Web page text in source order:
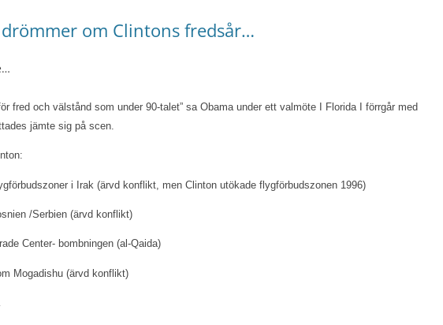
om Clintons fredsår…
fred och välstånd som under 90-talet” sa Obama under ett valmöte I Florida I förrgår med
jämte sig på scen.
i Irak (ärvd konflikt, men Clinton utökade flygförbudszonen 1996)
/Serbien (ärvd konflikt)
Center- bombningen (al-Qaida)
Mogadishu (ärvd konflikt)